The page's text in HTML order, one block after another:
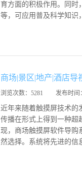
育方面的积极作用。同时
等，可应用普及科学知
商场|景区|地产|酒店导
浏览次数： 5281 发布时间：
近年来随着触摸屏技术的
传播在形式上得到一种超
现，商场触摸屏软件导购
然选择。系统将先进的信